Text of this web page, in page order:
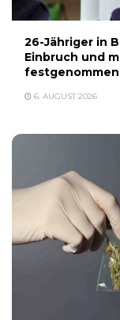
26-Jähriger in
Einbruch und
festgenommen
6. AUGUST 2026